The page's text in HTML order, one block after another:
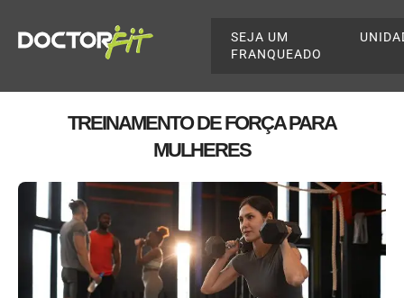
SEJA UM
FRANQUEADO
TREINAMENTO DE FORÇA PARA
MULHERES